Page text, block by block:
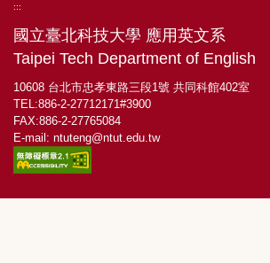
:::
國立臺北科技大學 應用英文系
Taipei Tech Department of English
10608 台北市忠孝東路三段1號 共同科館402室
TEL:886-2-27712171#3900
FAX:886-2-27765084
E-mail: ntuteng@ntut.edu.tw